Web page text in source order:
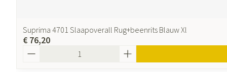
Suprima 4701 Slaapoverall Rug+beenrits Blauw Xl
€ 76,20